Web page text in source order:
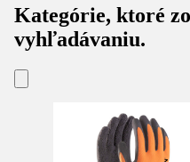
Kategórie, ktoré
vyhľadávaniu.